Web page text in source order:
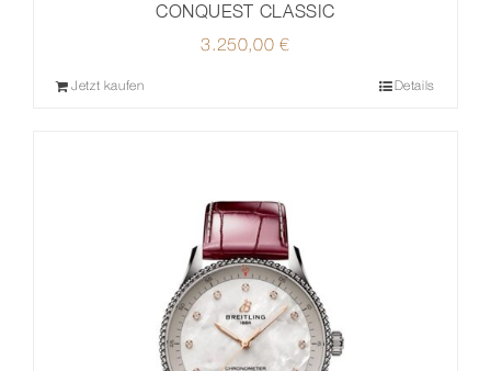
CONQUEST CLASSIC
3.250,00€
Jetzt kaufen Details